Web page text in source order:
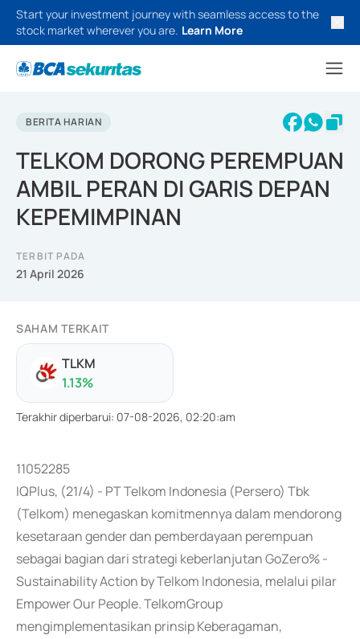
Start your investment journey with seamless access to the
stock market wherever you are. Learn More
BERITA HARIAN
TELKOM DORONG PEREMPUAN
AMBIL PERAN DI GARIS DEPAN
KEPEMIMPINAN
TERBIT PADA
21 April 2026
SAHAM TERKAIT
TLKM
1.13%
Terakhir diperbarui: 07-08-2026, 02:20:am
11052285
IQPlus, (21/4) - PT Telkom Indonesia (Persero) Tbk
(Telkom) menegaskan komitmennya dalam mendorong
kesetaraan gender dan pemberdayaan perempuan
sebagai bagian dari strategi keberlanjutan GoZero% -
Sustainability Action by Telkom Indonesia, melalui pilar
Empower Our People. TelkomGroup
mengimplementasikan prinsip Keberagaman,